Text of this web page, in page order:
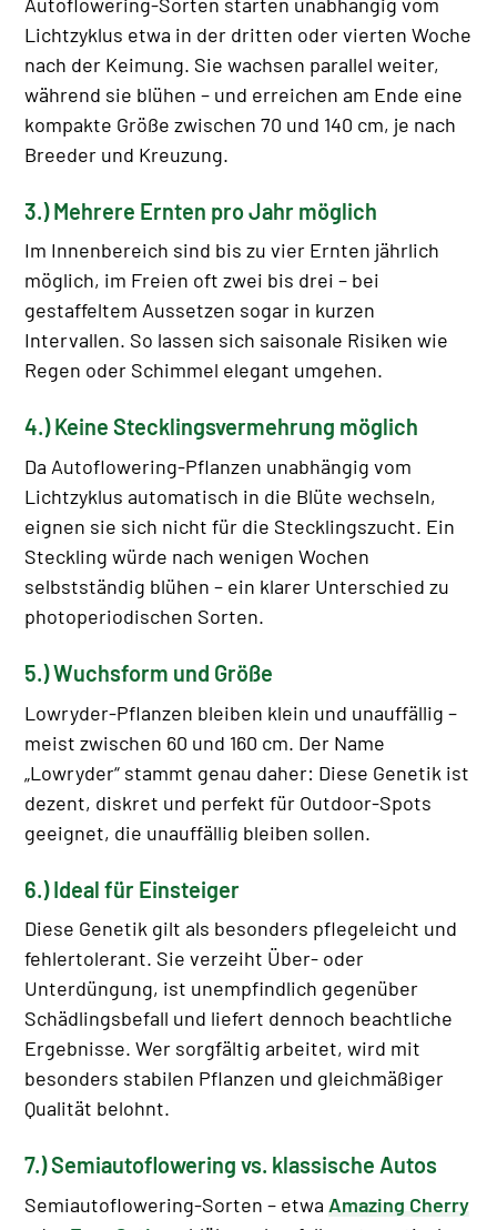
Lichtzyklus etwa in der dritten oder vierten Woche
nach der Keimung. Sie wachsen parallel weiter,
während sie blühen – und erreichen am Ende eine
kompakte Größe zwischen 70 und 140 cm, je nach
Breeder und Kreuzung.
3.) Mehrere Ernten pro Jahr möglich
Im Innenbereich sind bis zu vier Ernten jährlich
möglich, im Freien oft zwei bis drei – bei
gestaffeltem Aussetzen sogar in kurzen
Intervallen. So lassen sich saisonale Risiken wie
Regen oder Schimmel elegant umgehen.
4.) Keine Stecklingsvermehrung möglich
Da Autoflowering-Pflanzen unabhängig vom
Lichtzyklus automatisch in die Blüte wechseln,
eignen sie sich nicht für die Stecklingszucht. Ein
Steckling würde nach wenigen Wochen
selbstständig blühen – ein klarer Unterschied zu
photoperiodischen Sorten.
5.) Wuchsform und Größe
Lowryder-Pflanzen bleiben klein und unauffällig –
meist zwischen 60 und 160 cm. Der Name
„Lowryder“ stammt genau daher: Diese Genetik ist
dezent, diskret und perfekt für Outdoor-Spots
geeignet, die unauffällig bleiben sollen.
6.) Ideal für Einsteiger
Diese Genetik gilt als besonders pflegeleicht und
fehlertolerant. Sie verzeiht Über- oder
Unterdüngung, ist unempfindlich gegenüber
Schädlingsbefall und liefert dennoch beachtliche
Ergebnisse. Wer sorgfältig arbeitet, wird mit
besonders stabilen Pflanzen und gleichmäßiger
Qualität belohnt.
7.) Semiautoflowering vs. klassische Autos
Semiautoflowering-Sorten – etwa Amazing Cherry